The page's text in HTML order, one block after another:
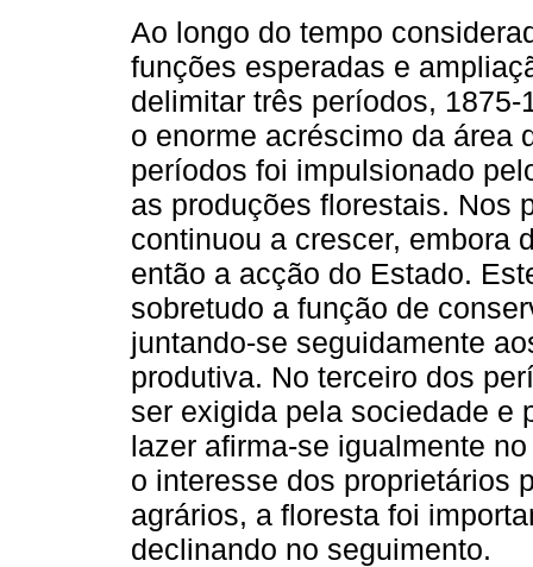
Ao longo do tempo
funções esperadas e
delimitar três períodos,
o enorme acréscimo da área
períodos foi impulsionado
as produções florestais. Nos
continuou a crescer, embora
então a acção do Estado.
sobretudo a função de
juntando-se seguidamente
produtiva. No terceiro dos
ser exigida pela sociedade e
lazer afirma-se igualmente
o interesse dos proprietários
agrários, a floresta foi
declinando no seguimento.